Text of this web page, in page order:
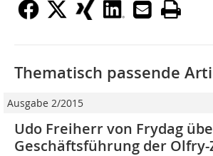
Thematisch passende
Ausgabe 2/2015
Udo Freiherr von Frydag
Geschäftsführung der